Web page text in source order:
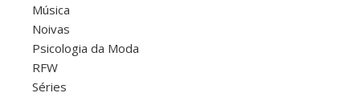
Música
Noivas
Psicologia da Moda
RFW
Séries